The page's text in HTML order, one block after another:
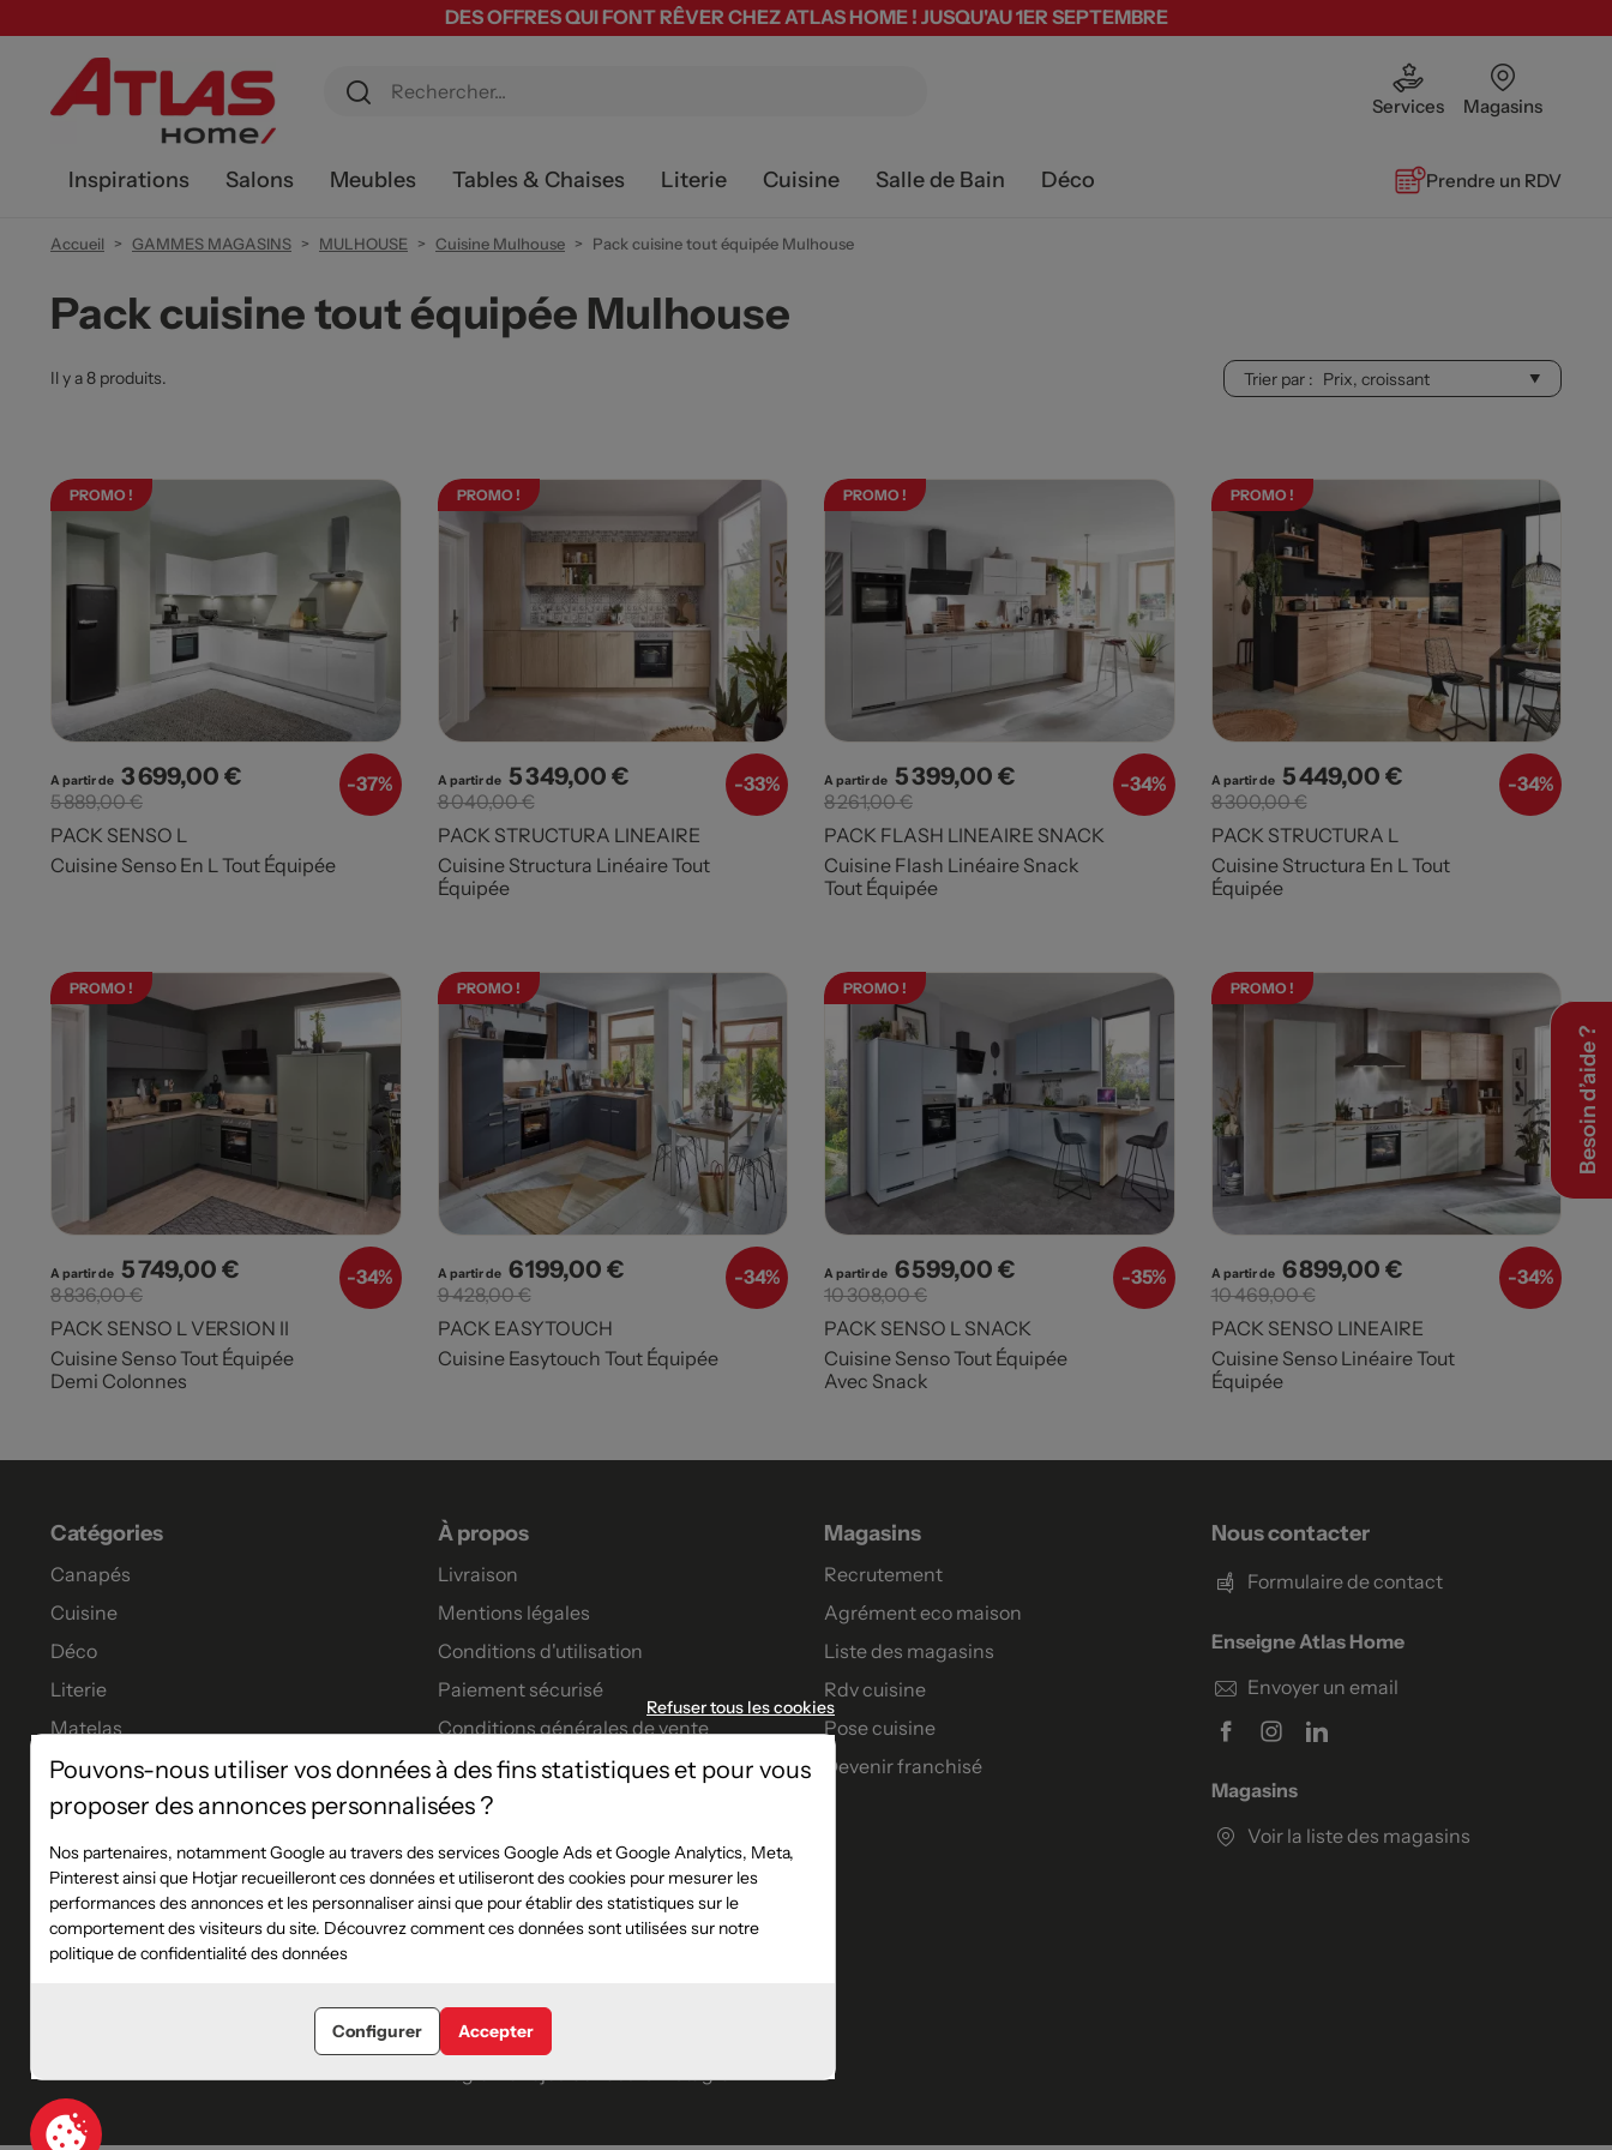
DES OFFRES QUI FONT RÊVER CHEZ ATLAS HOME ! JUSQU'AU 1ER SEPTEMBRE
Services Magasins
Inspirations Salons Meubles Tables & Chaises Literie Cuisine Salle de Bain Déco Prendre un RDV
Accueil GAMMES MAGASINS MULHOUSE Cuisine Mulhouse Pack cuisine tout équipée Mulhouse
Pack cuisine tout équipée Mulhouse
Il y a 8 produits. Trier par :
PROMO !
-37%
A partir de Prix
3 699,00 €Prix de base
5 889,00 €
PACK SENSO L
Cuisine Senso En L Tout Équipée
PROMO !
-33%
A partir de Prix
5 349,00 €Prix de base
8 040,00 €
PACK STRUCTURA LINEAIRE
Cuisine Structura Linéaire Tout
Équipée
PROMO !
-34%
A partir de Prix
5 399,00 €Prix de base
8 261,00 €
PACK FLASH LINEAIRE SNACK
Cuisine Flash Linéaire Snack
Tout Équipée
PROMO !
-34%
A partir de Prix
5 449,00 €Prix de base
8 300,00 €
PACK STRUCTURA L
Cuisine Structura En L Tout
Équipée
PROMO !
-34%
A partir de Prix
5 749,00 €Prix de base
8 836,00 €
PACK SENSO L VERSION II
Cuisine Senso Tout Équipée
Demi Colonnes
PROMO !
-34%
A partir de Prix
6 199,00 €Prix de base
9 428,00 €
PACK EASYTOUCH
Cuisine Easytouch Tout Équipée
PROMO !
-35%
A partir de Prix
6 599,00 €Prix de base
10 308,00 €
PACK SENSO L SNACK
Cuisine Senso Tout Équipée
Avec Snack
PROMO !
-34%
A partir de Prix
6 899,00 €Prix de base
10 469,00 €
PACK SENSO LINEAIRE
Cuisine Senso Linéaire Tout
Équipée
Catégories
Canapés
Cuisine
Déco
Literie
Matelas
Meubles
Tables à manger
À propos
Livraison
Mentions légales
Conditions d'utilisation
Paiement sécurisé
Conditions générales de vente
Garanties
Tous nos partenaires
Financement
Les services confort
Règlement jeu concours facebook
Catalogue
Magasins
Recrutement
Agrément eco maison
Liste des magasins
Rdv cuisine
Pose cuisine
Devenir franchisé
Nous contacter
Formulaire de contact
Enseigne Atlas Home
Envoyer un email
Magasins
Voir la liste des magasins
Besoin d’aide ?
Refuser tous les cookies
Pouvons-nous utiliser vos données à des fins statistiques et pour vous
proposer des annonces personnalisées ?
Nos partenaires, notamment Google au travers des services Google Ads et Google Analytics, Meta,
Pinterest ainsi que Hotjar recueilleront ces données et utiliseront des cookies pour mesurer les
performances des annonces et les personnaliser ainsi que pour établir des statistiques sur le
comportement des visiteurs du site. Découvrez comment ces données sont utilisées sur notre
politique de confidentialité des données
Configurer Accepter